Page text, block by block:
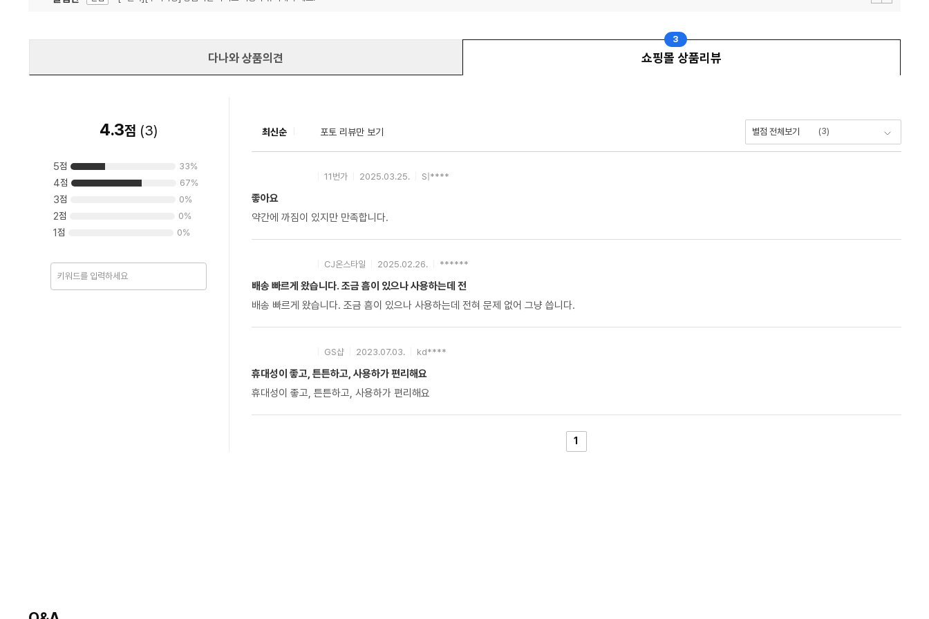
다나와 상품의견 쇼핑몰 상품리뷰
3
4.3점 (3)
5점 33%
4점 67%
3점 0%
2점 0%
1점 0%
최신순 포토 리뷰만 보기 별점 전체보기 (3)
11번가 2025.03.25. S|****
좋아요
약간에 까짐이 있지만 만족합니다.
CJ온스타일 2025.02.26. ******
배송 빠르게 왔습니다. 조금 흠이 있으나 사용하는데 전
배송 빠르게 왔습니다. 조금 흠이 있으나 사용하는데 전혀 문제 없어 그냥 씁니다.
GS샵 2023.07.03. kd****
휴대성이 좋고, 튼튼하고, 사용하가 편리해요
휴대성이 좋고, 튼튼하고, 사용하가 편리해요
1